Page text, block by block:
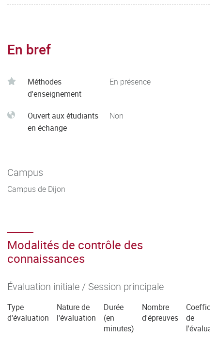
En bref
Méthodes
d'enseignement
En présence
Ouvert aux étudiants
en échange
Non
Campus
Campus de Dijon
Modalités de contrôle des
connaissances
Évaluation initiale / Session principale
Type
d'évaluation
Nature de
l'évaluation
Durée
(en
minutes)
Nombre
d'épreuves
de